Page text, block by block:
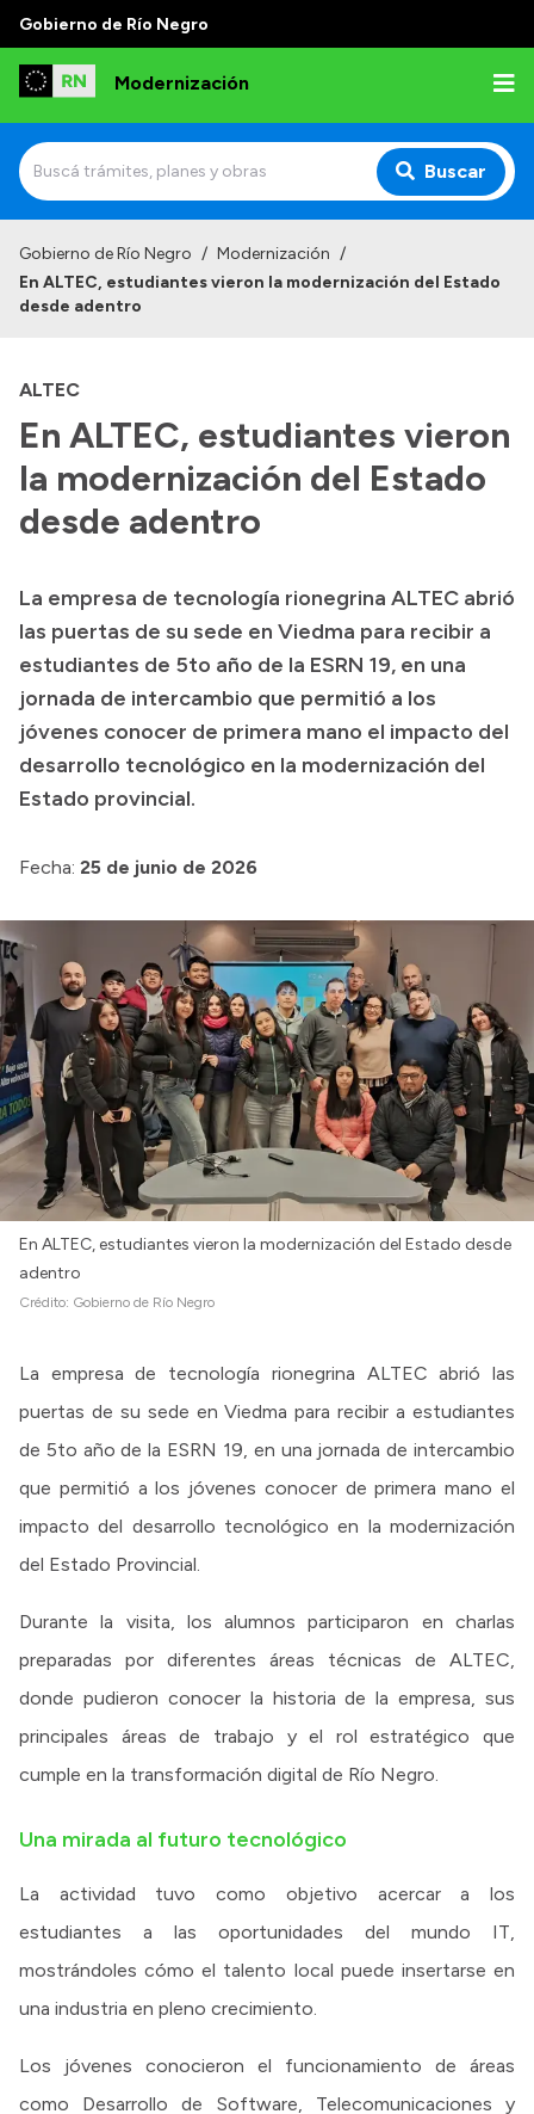
Gobierno de Río Negro
Modernización
Buscar
Institucional
Misión y Visión
Normativa
Transparencia
Boletín Oficial
Compras y licitaciones
Consulta de expedientes
Consulta de pago a proveedores
Convocatorias
Intranet
Gobierno de Río Negro / Modernización /
En ALTEC, estudiantes vieron la modernización del Estado
desde adentro
ALTEC
En ALTEC, estudiantes vieron
la modernización del Estado
desde adentro
La empresa de tecnología rionegrina ALTEC abrió
las puertas de su sede en Viedma para recibir a
estudiantes de 5to año de la ESRN 19, en una
jornada de intercambio que permitió a los
jóvenes conocer de primera mano el impacto del
desarrollo tecnológico en la modernización del
Estado provincial.
Fecha: 25 de junio de 2026
En ALTEC, estudiantes vieron la modernización del Estado desde
adentro
Crédito: Gobierno de Río Negro
La empresa de tecnología rionegrina ALTEC abrió las
puertas de su sede en Viedma para recibir a estudiantes
de 5to año de la ESRN 19, en una jornada de intercambio
que permitió a los jóvenes conocer de primera mano el
impacto del desarrollo tecnológico en la modernización
del Estado Provincial.
Durante la visita, los alumnos participaron en charlas
preparadas por diferentes áreas técnicas de ALTEC,
donde pudieron conocer la historia de la empresa, sus
principales áreas de trabajo y el rol estratégico que
cumple en la transformación digital de Río Negro.
Una mirada al futuro tecnológico
La actividad tuvo como objetivo acercar a los
estudiantes a las oportunidades del mundo IT,
mostrándoles cómo el talento local puede insertarse en
una industria en pleno crecimiento.
Los jóvenes conocieron el funcionamiento de áreas
como Desarrollo de Software, Telecomunicaciones y